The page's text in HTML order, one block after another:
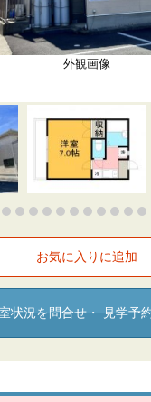
外観画像
お気に入りに追加
状況を問合せ・ 見学予